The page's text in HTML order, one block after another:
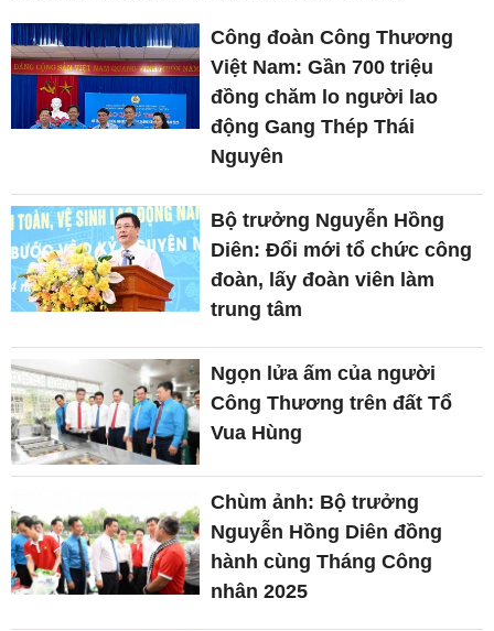
Công đoàn Công Thương
Việt Nam: Gần 700 triệu
đồng chăm lo người lao
động Gang Thép Thái
Nguyên
Bộ trưởng Nguyễn Hồng
Diên: Đổi mới tổ chức công
đoàn, lấy đoàn viên làm
trung tâm
Ngọn lửa ấm của người
Công Thương trên đất Tổ
Vua Hùng
Chùm ảnh: Bộ trưởng
Nguyễn Hồng Diên đồng
hành cùng Tháng Công
nhân 2025